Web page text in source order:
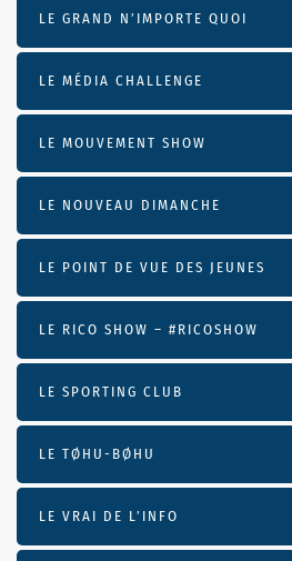
LE GRAND N’IMPORTE QUOI
LE MÉDIA CHALLENGE
LE MOUVEMENT SHOW
LE NOUVEAU DIMANCHE
LE POINT DE VUE DES JEUNES
LE RICO SHOW – #RICOSHOW
LE SPORTING CLUB
LE TØHU-BØHU
LE VRAI DE L’INFO